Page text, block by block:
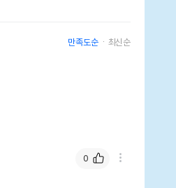
만족도순 최신순
0